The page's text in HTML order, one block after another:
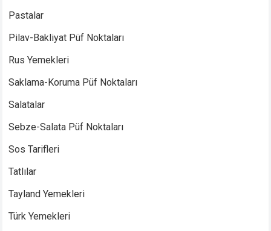
Pastalar
Pilav-Bakliyat Püf Noktaları
Rus Yemekleri
Saklama-Koruma Püf Noktaları
Salatalar
Sebze-Salata Püf Noktaları
Sos Tarifleri
Tatlılar
Tayland Yemekleri
Türk Yemekleri